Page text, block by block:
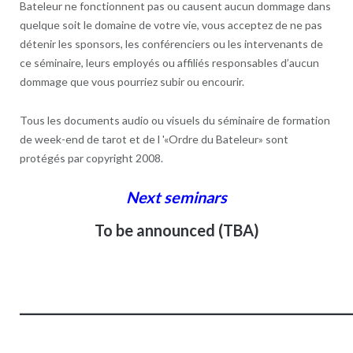
Bateleur ne fonctionnent pas ou causent aucun dommage dans
quelque soit le domaine de votre vie, vous acceptez de ne pas
détenir les sponsors, les conférenciers ou les intervenants de
ce séminaire, leurs employés ou affiliés responsables d’aucun
dommage que vous pourriez subir ou encourir.
Tous les documents audio ou visuels du séminaire de formation
de week-end de tarot et de l '«Ordre du Bateleur» sont
protégés par copyright 2008.
Next seminars
To be announced (TBA)